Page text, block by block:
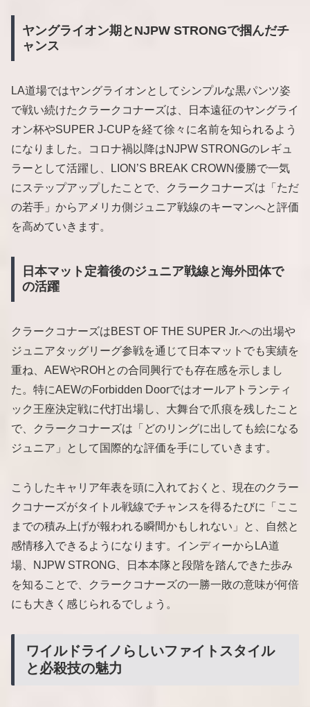
ヤングライオン期とNJPW STRONGで掴んだチ
ャンス
LA道場ではヤングライオンとしてシンプルな黒パンツ姿
で戦い続けたクラークコナーズは、日本遠征のヤングライ
オン杯やSUPER J-CUPを経て徐々に名前を知られるよう
になりました。コロナ禍以降はNJPW STRONGのレギュ
ラーとして活躍し、LION’S BREAK CROWN優勝で一気
にステップアップしたことで、クラークコナーズは「ただ
の若手」からアメリカ側ジュニア戦線のキーマンへと評価
を高めていきます。
日本マット定着後のジュニア戦線と海外団体で
の活躍
クラークコナーズはBEST OF THE SUPER Jr.への出場や
ジュニアタッグリーグ参戦を通じて日本マットでも実績を
重ね、AEWやROHとの合同興行でも存在感を示しまし
た。特にAEWのForbidden Doorではオールアトランティ
ック王座決定戦に代打出場し、大舞台で爪痕を残したこと
で、クラークコナーズは「どのリングに出しても絵になる
ジュニア」として国際的な評価を手にしていきます。
こうしたキャリア年表を頭に入れておくと、現在のクラー
クコナーズがタイトル戦線でチャンスを得るたびに「ここ
までの積み上げが報われる瞬間かもしれない」と、自然と
感情移入できるようになります。インディーからLA道
場、NJPW STRONG、日本本隊と段階を踏んできた歩み
を知ることで、クラークコナーズの一勝一敗の意味が何倍
にも大きく感じられるでしょう。
ワイルドライノらしいファイトスタイル
と必殺技の魅力